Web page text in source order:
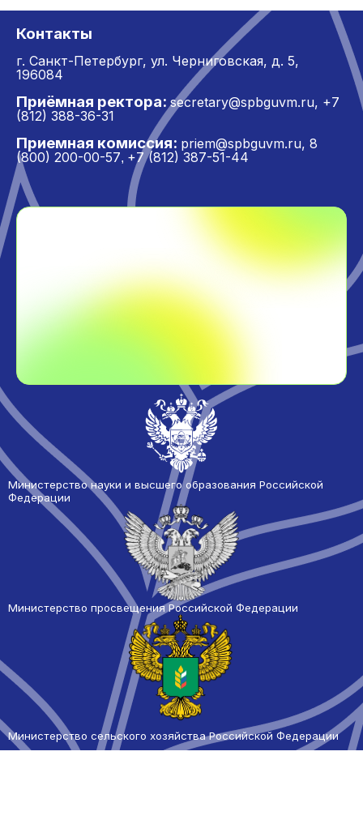
Контакты
г. Санкт-Петербург, ул. Черниговская, д. 5,
196084
Приёмная ректора: secretary@spbguvm.ru, +7
(812) 388-36-31
Приемная комиссия: priem@spbguvm.ru, 8
(800) 200-00-57, +7 (812) 387-51-44
Министерство науки и высшего образования Российской
Федерации
Министерство просвещения Российской Федерации
Министерство сельского хозяйства Российской Федерации